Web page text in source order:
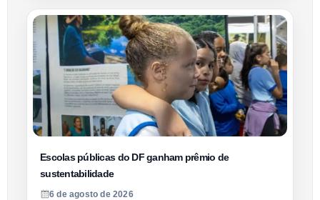
Escolas públicas do DF ganham prêmio de
sustentabilidade
6 de agosto de 2026